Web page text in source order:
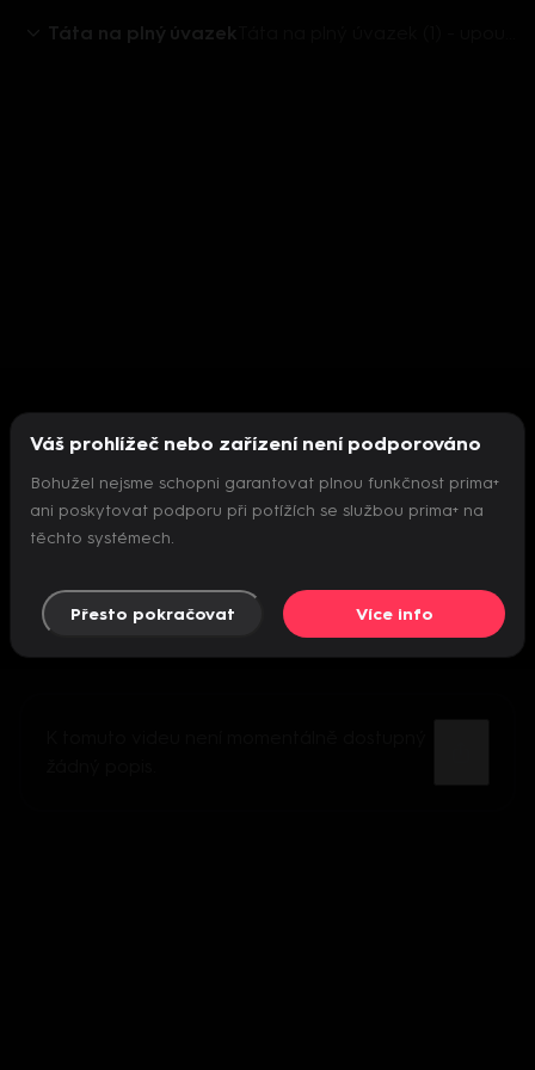
Táta na plný úvazek
Nepodařilo se inicializovat přehrávač
Váš prohlížeč nebo zařízení není podporováno
Bohužel nejsme schopni garantovat plnou funkčnost prima+
ani poskytovat podporu při potížích se službou prima+ na
těchto systémech.
Přesto pokračovat Více info